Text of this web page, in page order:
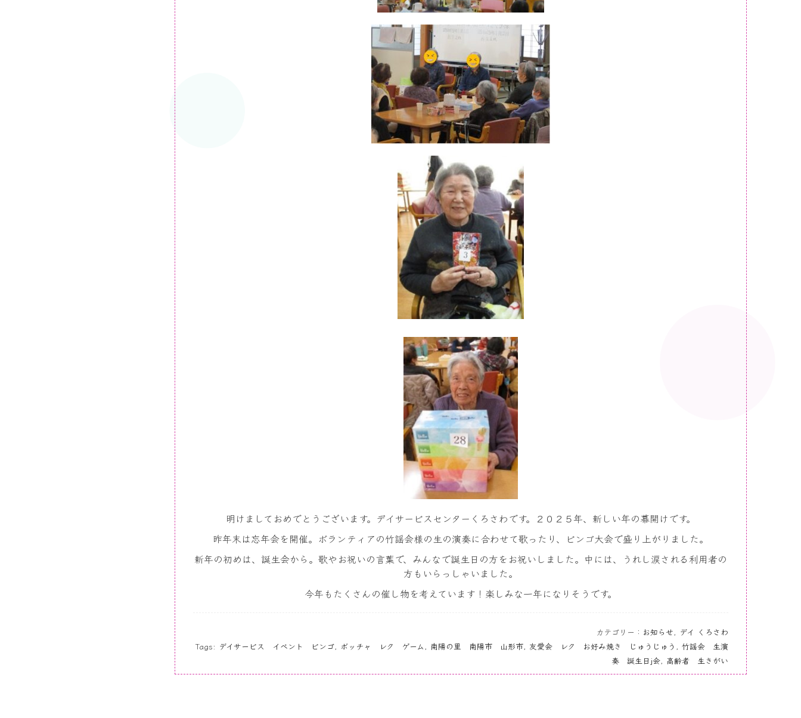
明けましておめでとうございます。デイサービスセンターくろさわです。２０２５年、新しい年の幕開けです。
昨年末は忘年会を開催。ボランティアの竹謡会様の生の演奏に合わせて歌ったり、ビンゴ大会で盛り上がりました。
新年の初めは、誕生会から。歌やお祝いの言葉で、みんなで誕生日の方をお祝いしました。中には、うれし涙される利用者の
方もいらっしゃいました。
今年もたくさんの催し物を考えています！楽しみな一年になりそうです。
カテゴリー： お知らせ, デイ くろさわ
Tags: デイサービス イベント ビンゴ, ボッチャ レク ゲーム, 南陽の里 南陽市 山形市, 友愛会 レク お好み焼き じゅうじゅう , 竹謡会 生演
奏 誕生日j会, 高齢者 生きがい